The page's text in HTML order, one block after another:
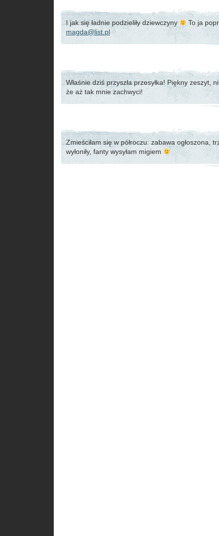
I jak się ładnie podzieliły dziewczyny
To ja
magda@list.pl
Właśnie dziś przyszła przesyłka! Piękny zeszyt,
że aż tak mnie zachwyci!
Zmieściłam się w półroczu: zabawa ogłoszona,
wyłoniły, fanty wysyłam migiem